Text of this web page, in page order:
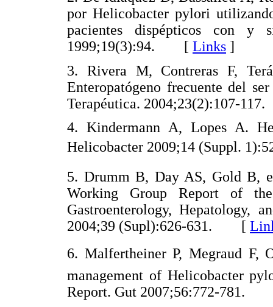
por Helicobacter pylori
pacientes dispépticos con y
1999;19(3):94. [ Links ]
3. Rivera M, Contreras F,
Enteropatógeno frecuente del
Terapéutica. 2004;23(2):107-
4. Kindermann A, Lopes A.
Helicobacter 2009;14 (Suppl.
5. Drumm B, Day AS, Gold B,
Working Group Report of
Gastroenterology, Hepatology,
2004;39 (Supl):626-631. [
6. Malfertheiner P, Megraud F,
management of Helicobacter
Report. Gut 2007;56:772-